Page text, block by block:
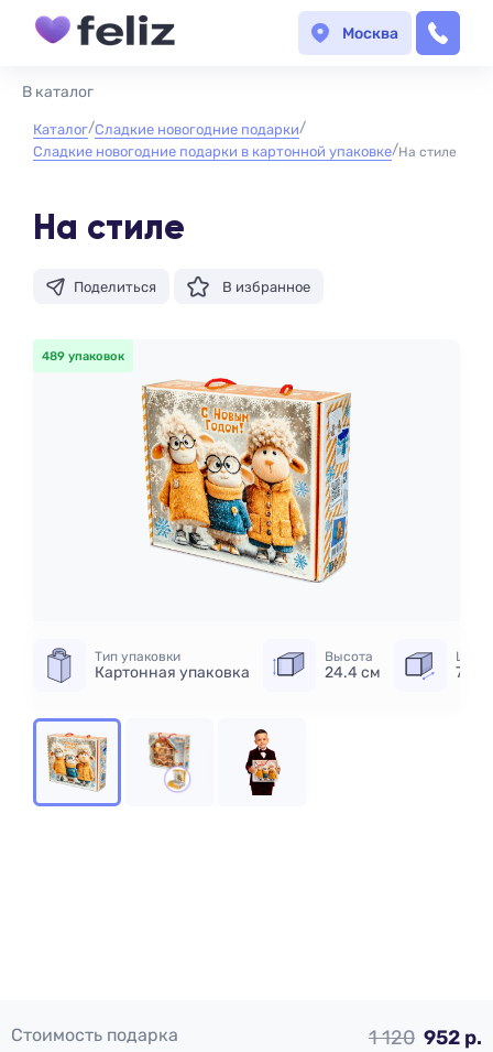
Москва
В каталог
Каталог Сладкие новогодние подарки
Сладкие новогодние подарки в картонной упаковке На стиле
На стиле
Поделиться В избранное
489 упаковок
Тип упаковки
Картонная упаковка
Высота
24.4 см 7.2
Стоимость подарка 1 120 952 р.